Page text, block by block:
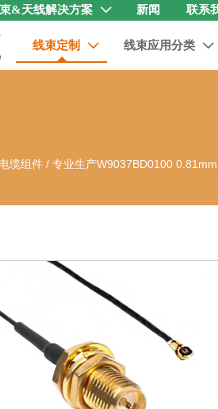
&天线解决方案  新闻 联系
线束定制  线束应用分类 
缆组件 /专业生产W9037BD0100